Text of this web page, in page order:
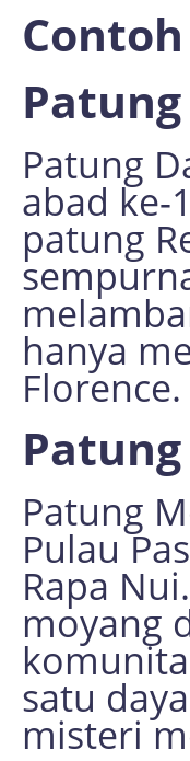
Patung
abad ke-
patung
hanya
Florence.
Patung
Pulau
Rapa
moyang
satu
misteri